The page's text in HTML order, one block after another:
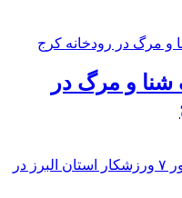
شنا و مرگ در